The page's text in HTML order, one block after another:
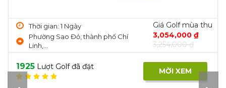
Thời gian: 1 Ngày
Phường Sao Đỏ, thành phố Chí
Linh,...
Giá Golf mùa thu
3,054,000 ₫
3,254,000 ₫
1925 Lượt Golf đã đặt MỜI XEM